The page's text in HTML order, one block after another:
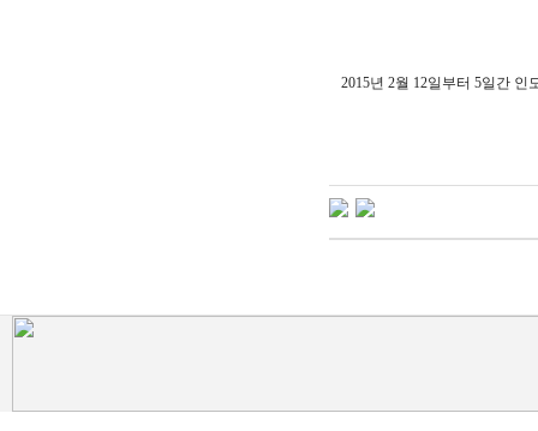
2015년 2월 12일부터 5일간